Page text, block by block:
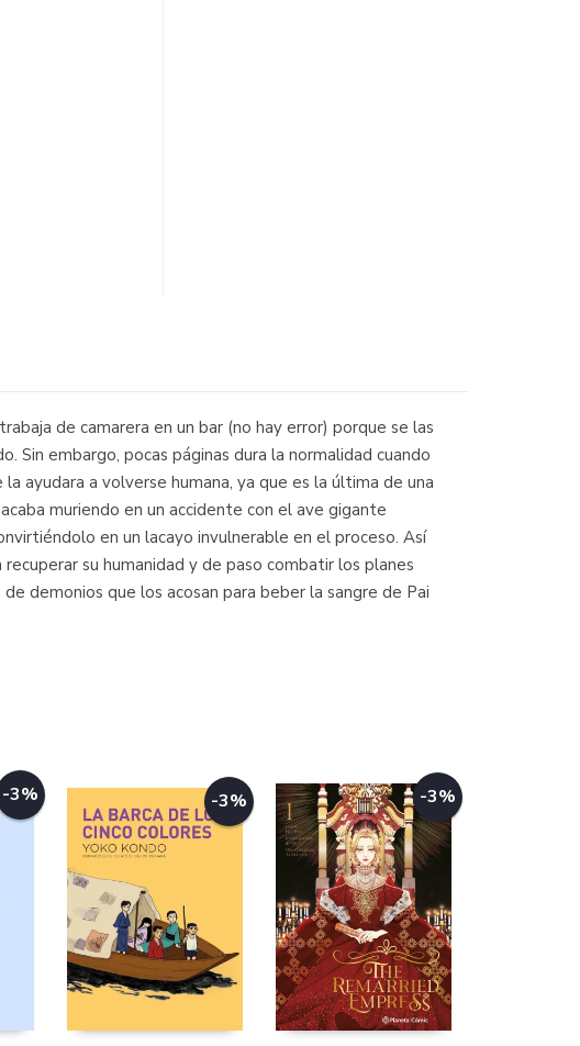
de camarera en un bar (no hay error) porque se las
Sin embargo, pocas páginas dura la normalidad cuando
ayudara a volverse humana, ya que es la última de una
muriendo en un accidente con el ave gigante
en un lacayo invulnerable en el proceso. Así
su humanidad y de paso combatir los planes
demonios que los acosan para beber la sangre de Pai
-3% -3% -3%